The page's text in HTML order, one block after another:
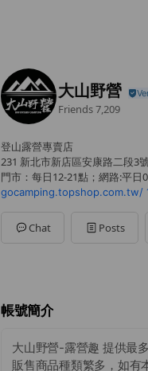
大山野營
Friends7,209
登山露營專賣店
231 新北市新店區安康路二段3
門市：每日12-21點；網路:平日
gocamping.topshop.com.tw/
Chat Posts
帳號簡介
大山野營-露營趣 提供最
販售商品種類繁多，如有